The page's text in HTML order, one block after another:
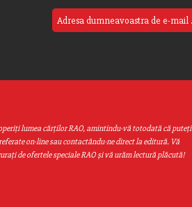
lumea cărţilor RAO, amintindu-vă totodată că puteţi
on-line sau contactându-ne direct la editură. Vă
de ofertele speciale RAO şi vă urăm lectură plăcută!